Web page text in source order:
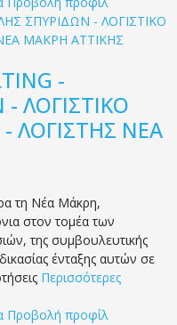
-
ΛΟΓΙΣΤΙΚΟ
ΛΟΓΙΣΤΗΣ ΝΕΑ
τη Νέα Μάκρη,
στον τομέα των
της συμβουλευτικής
ένταξης αυτών σε
Περισσότερες
Προβολή προφίλ